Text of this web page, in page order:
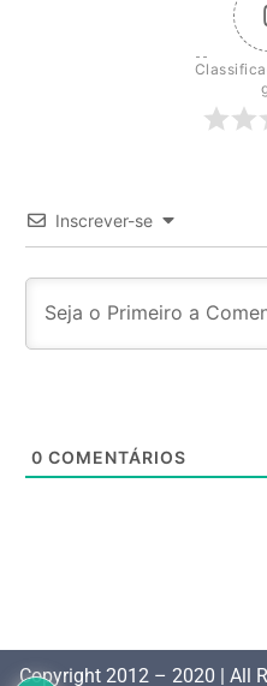
Inscrever-se
0 COMENTÁRIOS
Copyright 2012 – 2020 | All